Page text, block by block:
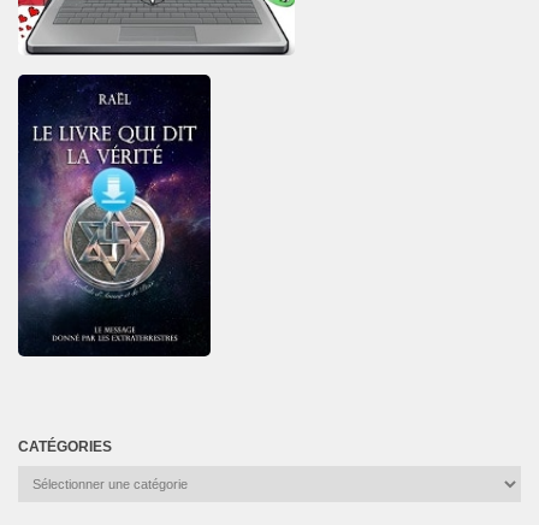
CATÉGORIES
Catégories